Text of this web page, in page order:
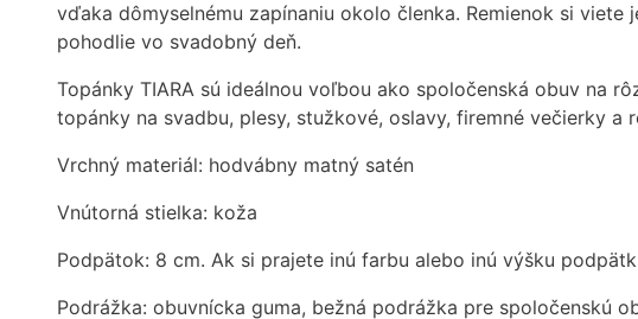
vďaka dômyselnému zapínaniu okolo členka. Remienok si
pohodlie vo svadobný deň.
Topánky TIARA sú ideálnou voľbou ako spoločenská obuv na
topánky na svadbu, plesy, stužkové, oslavy, firemné večierky
Vrchný materiál: hodvábny matný satén
Vnútorná stielka: koža
Podpätok: 8 cm. Ak si prajete inú farbu alebo inú výšku
Podrážka: obuvnícka guma, bežná podrážka pre spoločenskú